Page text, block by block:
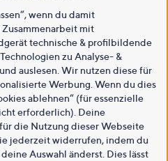
wenn du damit
mit
technische & profilbildende
zu Analyse- &
auslesen. Wir nutzen diese für
Werbung. Wenn du dies
ablehnen“ (für essenzielle
erforderlich). Deine
die Nutzung dieser Webseite
jederzeit widerrufen, indem du
Auswahl änderst. Dies lässt